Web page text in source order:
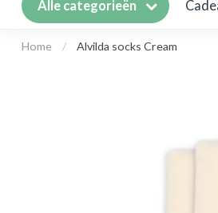
Alle categorieën
Home / Alvilda socks Cream